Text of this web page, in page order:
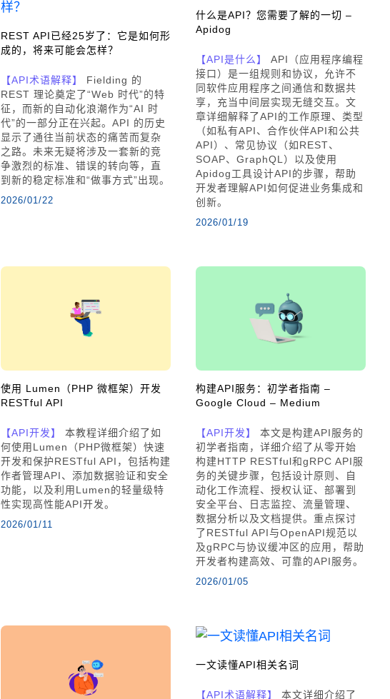
REST API已经25岁了：它是如何形
成的，将来可能会怎样？
【API术语解释】
Fielding 的
REST 理论奠定了“Web 时代”的特
征，而新的自动化浪潮作为“AI 时
代”的一部分正在兴起。API 的历史
显示了通往当前状态的痛苦而复杂
之路。未来无疑将涉及一套新的竞
争激烈的标准、错误的转向等，直
到新的稳定标准和“做事方式”出现。
2026/01/22
什么是API？您需要了解的一切 –
Apidog
【API是什么】
API（应用程序编程
接口）是一组规则和协议，允许不
同软件应用程序之间通信和数据共
享，充当中间层实现无缝交互。文
章详细解释了API的工作原理、类型
（如私有API、合作伙伴API和公共
API）、常见协议（如REST、
SOAP、GraphQL）以及使用
Apidog工具设计API的步骤，帮助
开发者理解API如何促进业务集成和
创新。
2026/01/19
使用 Lumen（PHP 微框架）开发
RESTful API
【API开发】
本教程详细介绍了如
何使用Lumen（PHP微框架）快速
开发和保护RESTful API，包括构建
作者管理API、添加数据验证和安全
功能，以及利用Lumen的轻量级特
性实现高性能API开发。
2026/01/11
构建API服务：初学者指南 –
Google Cloud – Medium
【API开发】
本文是构建API服务的
初学者指南，详细介绍了从零开始
构建HTTP RESTful和gRPC API服
务的关键步骤，包括设计原则、自
动化工作流程、授权认证、部署到
安全平台、日志监控、流量管理、
数据分析以及文档提供。重点探讨
了RESTful API与OpenAPI规范以
及gRPC与协议缓冲区的应用，帮助
开发者构建高效、可靠的API服务。
2026/01/05
一文读懂API相关名词
【API术语解释】
本文详细介绍了